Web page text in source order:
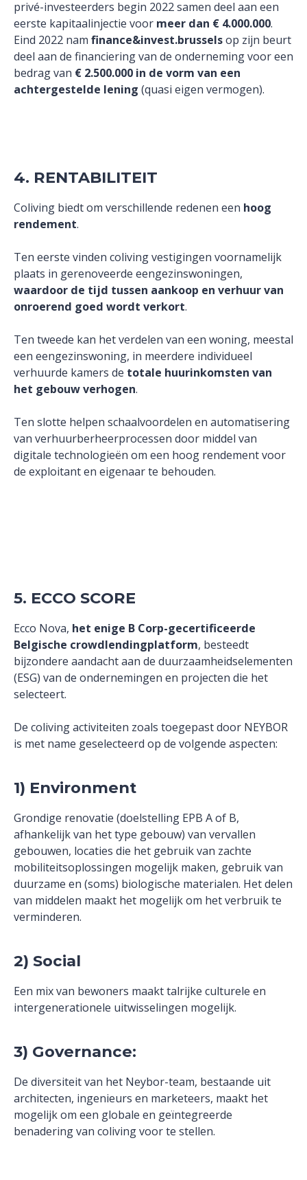
privé-investeerders begin 2022 samen deel aan een
eerste kapitaalinjectie voor meer dan € 4.000.000.
Eind 2022 nam finance&invest.brusselsop zijn beurt
deel aan de financiering van de onderneming voor een
bedrag van € 2.500.000 in de vorm van een
achtergestelde lening (quasi eigen vermogen).
4. RENTABILITEIT
Coliving biedt om verschillende redenen een hoog
rendement.
Ten eerste vinden coliving vestigingen voornamelijk
plaats in gerenoveerde eengezinswoningen,
waardoor de tijd tussen aankoop en verhuur van
onroerend goed wordt verkort.
Ten tweede kan het verdelen van een woning, meestal
een eengezinswoning, in meerdere individueel
verhuurde kamers de totale huurinkomsten van
het gebouw verhogen.
Ten slotte helpen schaalvoordelen en automatisering
van verhuurberheerprocessen door middel van
digitale technologieën om een hoog rendement voor
de exploitant en eigenaar te behouden.
5. ECCO SCORE
Ecco Nova, het enige B Corp-gecertificeerde
Belgische crowdlendingplatform, besteedt
bijzondere aandacht aan de duurzaamheidselementen
(ESG) van de ondernemingen en projecten die het
selecteert.
De coliving activiteiten zoals toegepast door NEYBOR
is met name geselecteerd op de volgende aspecten:
1) Environment
Grondige renovatie (doelstelling EPB A of B,
afhankelijk van het type gebouw) van vervallen
gebouwen, locaties die het gebruik van zachte
mobiliteitsoplossingen mogelijk maken, gebruik van
duurzame en (soms) biologische materialen. Het delen
van middelen maakt het mogelijk om het verbruik te
verminderen.
2) Social
Een mix van bewoners maakt talrijke culturele en
intergenerationele uitwisselingen mogelijk.
3) Governance:
De diversiteit van het Neybor-team, bestaande uit
architecten, ingenieurs en marketeers, maakt het
mogelijk om een globale en geïntegreerde
benadering van coliving voor te stellen.